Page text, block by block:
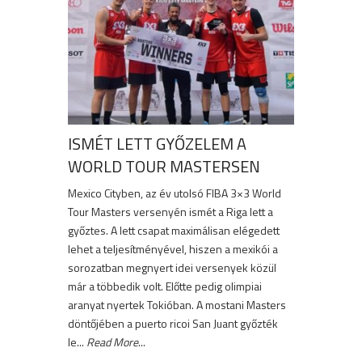
ISMÉT LETT GYŐZELEM A
WORLD TOUR MASTERSEN
Mexico Cityben, az év utolsó FIBA 3×3 World
Tour Masters versenyén ismét a Riga lett a
győztes. A lett csapat maximálisan elégedett
lehet a teljesítményével, hiszen a mexikói a
sorozatban megnyert idei versenyek közül
már a többedik volt. Előtte pedig olimpiai
aranyat nyertek Tokióban. A mostani Masters
döntőjében a puerto ricoi San Juant győzték
le... Read More...